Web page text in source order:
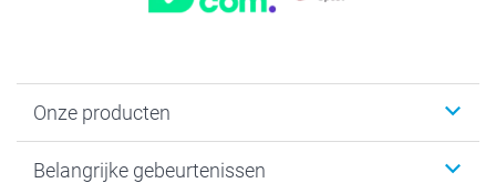
Onze producten
Fotogeschenken
Belangrijke gebeurtenissen